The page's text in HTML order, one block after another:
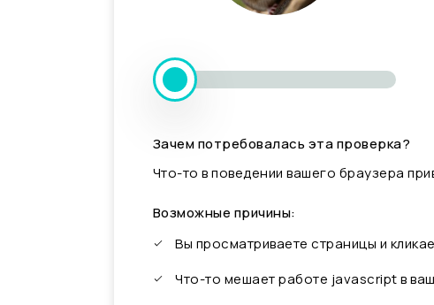
Зачем потребовалась эта проверка?
Что-то в поведении вашего браузера
Возможные причины:
Вы просматриваете страницы и
Что-то мешает работе javascript в